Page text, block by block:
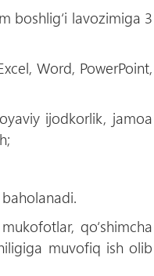
boshlig‘i lavozimiga 3
Word, PowerPoint,
ijodkorlik, jamoa
qо‘shimcha
muvofiq ish olib